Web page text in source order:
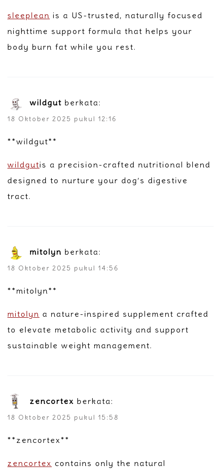
sleeplean is a US-trusted, naturally focused
nighttime support formula that helps your
body burn fat while you rest.
wildgut berkata:
18 Oktober 2025 pukul 12:16
** wildgut**
wildgutis a precision-crafted nutritional blend
designed to nurture your dog’s digestive
tract.
mitolyn berkata:
18 Oktober 2025 pukul 14:56
**mitolyn**
mitolyn a nature-inspired supplement crafted
to elevate metabolic activity and support
sustainable weight management.
zencortex berkata:
18 Oktober 2025 pukul 15:58
** zencortex**
zencortex contains only the natural